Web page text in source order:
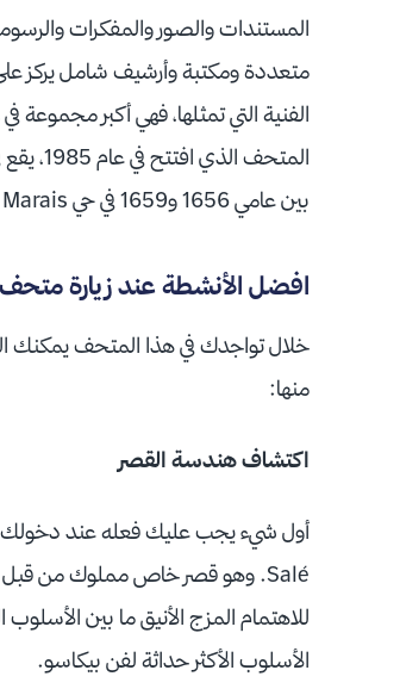
المستندات والصور والمفكرات
متعددة ومكتبة وأرشيف شامل يركز
الفنية التي تمثلها، فهي أكبر
بين عامي 1656 و1659 في حي Marais في باريس وقد خضع المبنى لأعمال تجديد وتوسعة كبيرة في عام 2014.
افضل الأنشطة عند زيارة
خلال تواجدك في هذا المتحف يمكنك
منها:
اكتشاف هندسة القصر
للاهتمام المزج الأنيق ما بين
الأسلوب الأكثر حداثة لفن بيكاسو.